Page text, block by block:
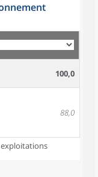
100,0
88,0
exploitations